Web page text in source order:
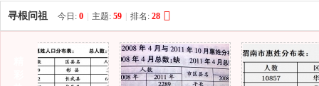
寻根问祖 今日: 0 主题: 59 排名: 28